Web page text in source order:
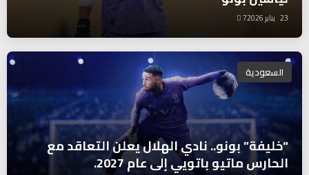
23 يناير 2026 7
السعودية
“خليفة” بونو.. نادي الهلال يعلن التعاقد مع
الحارس ماتيو باتويي إلى عام 2027.